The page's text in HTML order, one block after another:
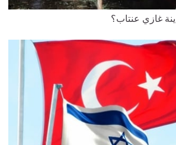
غازي عنتاب؟